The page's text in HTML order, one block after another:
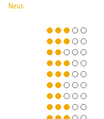
Neus